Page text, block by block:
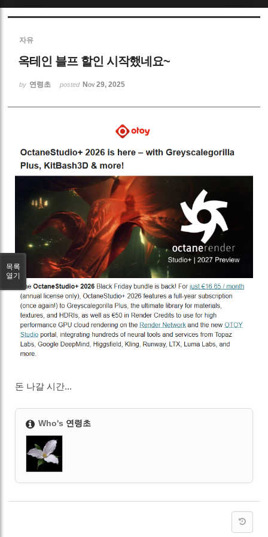
자유
옥테인 블프 할인 시작했네요~
by 연령초 posted Nov 29, 2025
돈 나갈 시간...
Who's 연령초
목록
열기
Sketchbook5, 스케치북5
Sketchbook5, 스케치북5